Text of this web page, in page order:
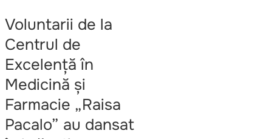
Voluntarii de la
Centrul de
Excelență în
Medicină și
Farmacie „Raisa
Pacalo” au dansat